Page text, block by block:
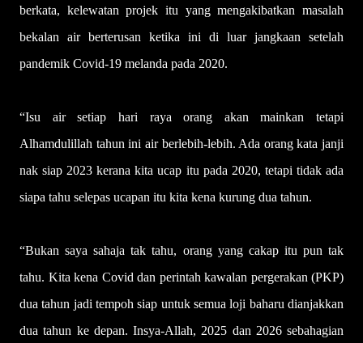
berkata, kelewatan projek itu yang mengakibatkan masalah
bekalan air berterusan ketika ini di luar jangkaan setelah
pandemik Covid-19 melanda pada 2020.
“Isu air setiap hari raya orang akan mainkan tetapi
Alhamdulillah tahun ini air berlebih-lebih. Ada orang kata janji
nak siap 2023 kerana kita ucap itu pada 2020, tetapi tidak ada
siapa tahu selepas ucapan itu kita kena kurung dua tahun.
“Bukan saya sahaja tak tahu, orang yang cakap itu pun tak
tahu. Kita kena Covid dan perintah kawalan pergerakan (PKP)
dua tahun jadi tempoh siap untuk semua loji baharu dianjakkan
dua tahun ke depan. Insya-Allah, 2025 dan 2026 sebahagian